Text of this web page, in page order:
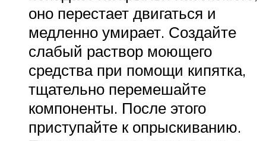
оно перестает двигаться и
медленно умирает. Создайте
слабый раствор моющего
средства при помощи кипятка,
тщательно перемешайте
компоненты. После этого
приступайте к опрыскиванию.